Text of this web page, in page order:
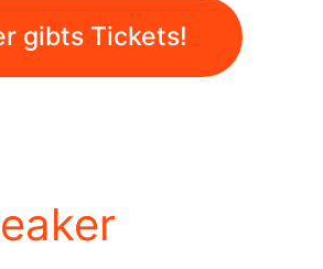
gibts Tickets!